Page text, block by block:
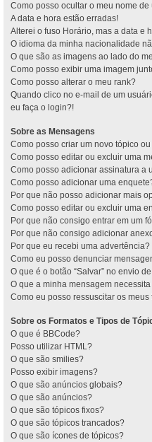
Como posso ocultar o meu nome
A data e hora estão erradas!
Alterei o fuso Horário, mas a data e
O idioma da minha nacionalidade
O que são as imagens ao lado do
Como posso exibir uma imagem
Como posso alterar o meu rank?
Quando clico no e-mail de um
eu faça o login?!
Sobre as Mensagens
Como posso criar um novo tópico
Como posso editar ou excluir uma
Como posso adicionar assinatura a
Como posso adicionar uma
Por que não posso adicionar mais
Como posso editar ou excluir uma
Por que não consigo entrar em um
Por que não consigo adicionar
Por que eu recebi uma advertência?
Como eu posso denunciar
O que é o botão “Salvar” no envio
O que a minha mensagem
Como eu posso ressuscitar os meus
Sobre os Formatos e Tipos de
O que é BBCode?
Posso utilizar HTML?
O que são smilies?
Posso exibir imagens?
O que são anúncios globais?
O que são anúncios?
O que são tópicos fixos?
O que são tópicos trancados?
O que são ícones de tópicos?